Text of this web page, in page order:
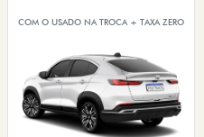
COM O USADO NA TROCA + TAXA ZERO